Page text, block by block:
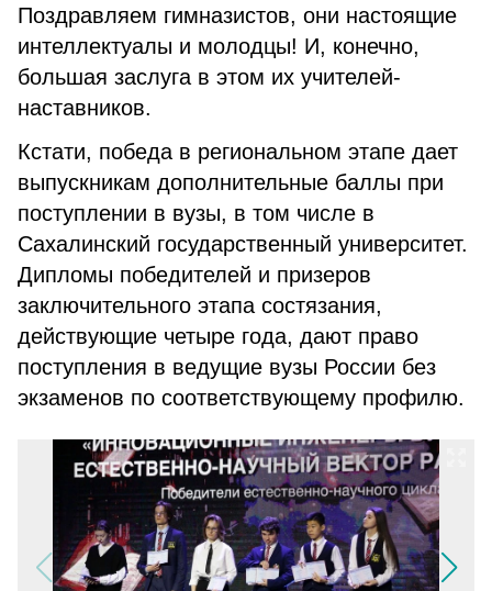
Поздравляем гимназистов, они настоящие
интеллектуалы и молодцы! И, конечно,
большая заслуга в этом их учителей-
наставников.
Кстати, победа в региональном этапе дает
выпускникам дополнительные баллы при
поступлении в вузы, в том числе в
Сахалинский государственный университет.
Дипломы победителей и призеров
заключительного этапа состязания,
действующие четыре года, дают право
поступления в ведущие вузы России без
экзаменов по соответствующему профилю.